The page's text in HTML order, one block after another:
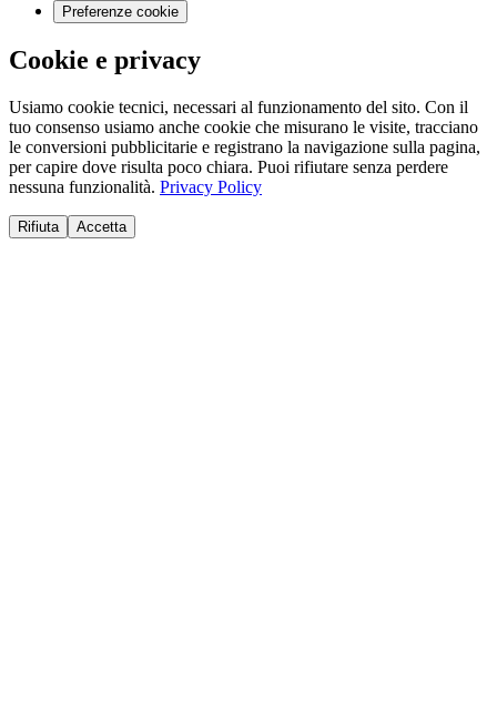
Preferenze cookie
Cookie e privacy
Usiamo cookie tecnici, necessari al funzionamento del sito. Con il
tuo consenso usiamo anche cookie che misurano le visite, tracciano
le conversioni pubblicitarie e registrano la navigazione sulla pagina,
per capire dove risulta poco chiara. Puoi rifiutare senza perdere
nessuna funzionalità. Privacy Policy
Rifiuta Accetta